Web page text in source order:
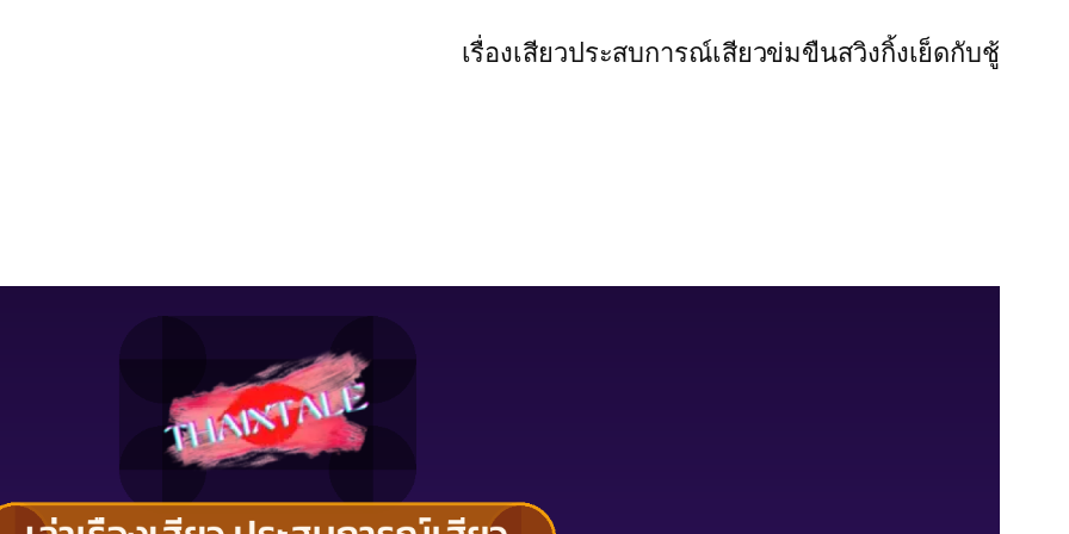
เรื่องเสียวประสบการณ์เสียวข่มขืนสวิงกิ้งเย็ดกับชู้